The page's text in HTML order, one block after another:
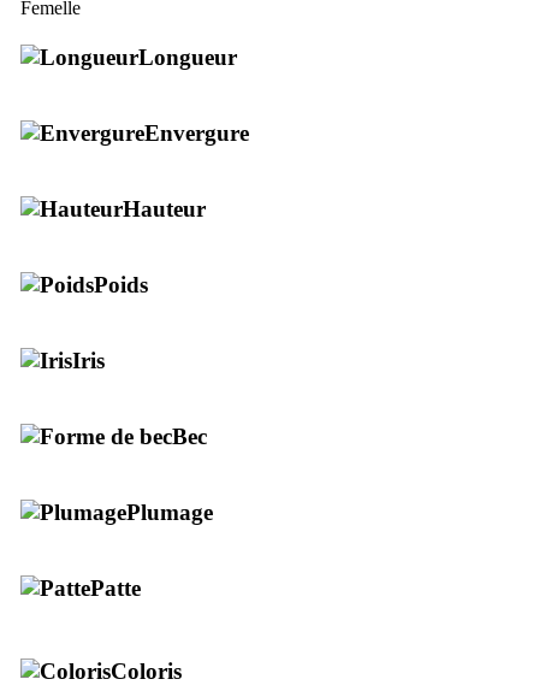
Longueur
Envergure
Hauteur
Poids
Iris
Bec
Plumage
Patte
Coloris